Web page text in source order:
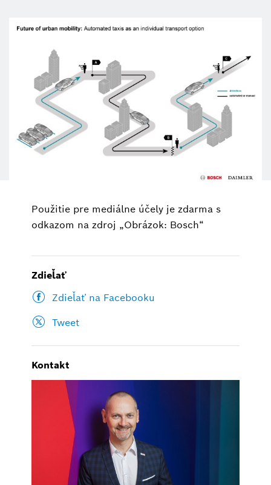
Použitie pre mediálne účely je zdarma s
odkazom na zdroj „Obrázok: Bosch“
Zdieľať
Zdieľať na Facebooku
Tweet
Kontakt